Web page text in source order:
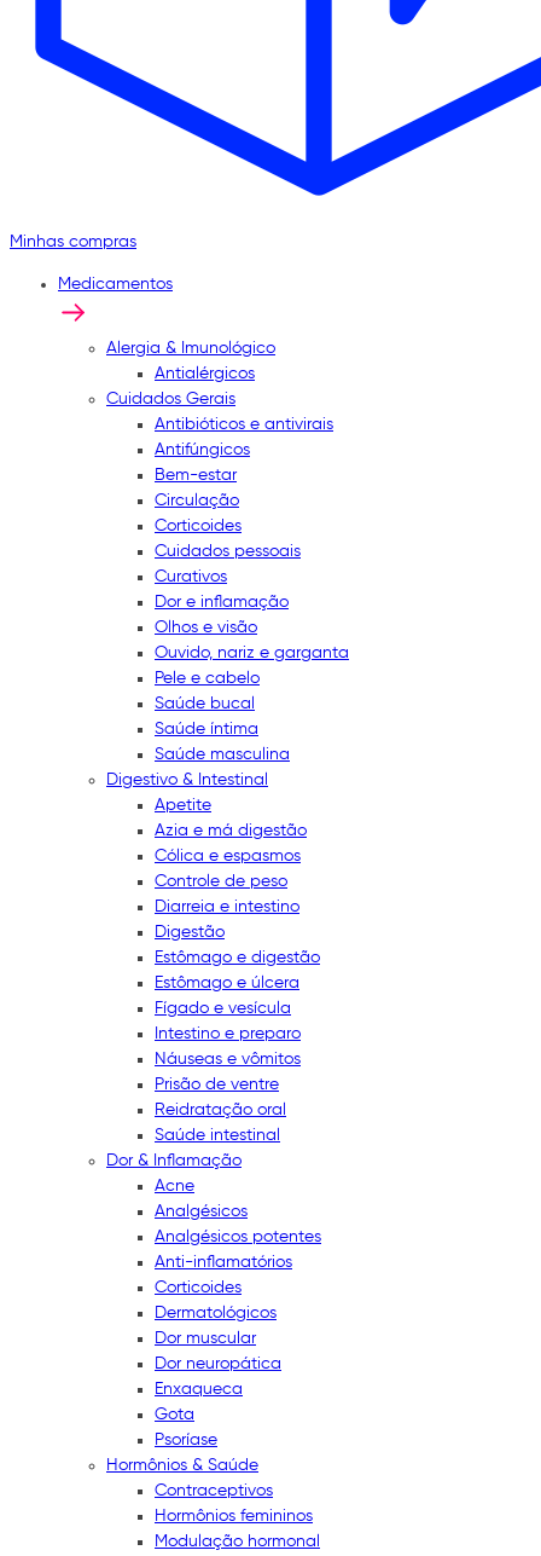
Minhas compras
Medicamentos
Alergia & Imunológico
Antialérgicos
Cuidados Gerais
Antibióticos e antivirais
Antifúngicos
Bem-estar
Circulação
Corticoides
Cuidados pessoais
Curativos
Dor e inflamação
Olhos e visão
Ouvido, nariz e garganta
Pele e cabelo
Saúde bucal
Saúde íntima
Saúde masculina
Digestivo & Intestinal
Apetite
Azia e má digestão
Cólica e espasmos
Controle de peso
Diarreia e intestino
Digestão
Estômago e digestão
Estômago e úlcera
Fígado e vesícula
Intestino e preparo
Náuseas e vômitos
Prisão de ventre
Reidratação oral
Saúde intestinal
Dor & Inflamação
Acne
Analgésicos
Analgésicos potentes
Anti-inflamatórios
Corticoides
Dermatológicos
Dor muscular
Dor neuropática
Enxaqueca
Gota
Psoríase
Hormônios & Saúde
Contraceptivos
Hormônios femininos
Modulação hormonal